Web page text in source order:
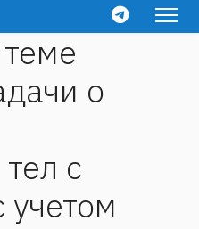
о
с
учетом